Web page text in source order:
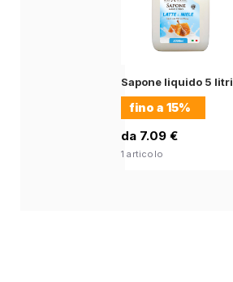
Sapone liquido 5 litri
fino a 15%
da 7.09 €
1 articolo